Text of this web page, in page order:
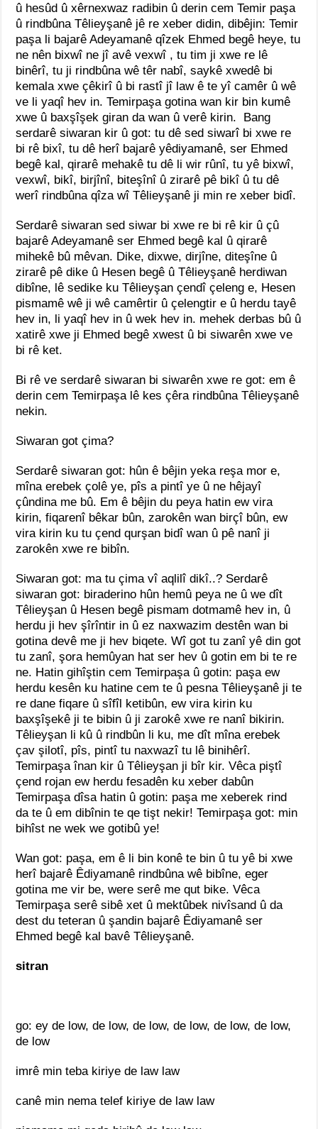
û hesûd û xêrnexwaz radibin û derin cem Temir paşa
û rindbûna Têlieyşanê jê re xeber didin, dibêjin: Temir
paşa li bajarê Adeyamanê qîzek Ehmed begê heye, tu
ne nên bixwî ne jî avê vexwî , tu tim ji xwe re lê
binêrî, tu ji rindbûna wê têr nabî, saykê xwedê bi
kemala xwe çêkirî û bi rastî jî law ê te yî camêr û wê
ve li yaqî hev in. Temirpaşa gotina wan kir bin kumê
xwe û baxşîşek giran da wan û verê kirin. Bang
serdarê siwaran kir û got: tu dê sed siwarî bi xwe re
bi rê bixî, tu dê herî bajarê yêdiyamanê, ser Ehmed
begê kal, qirarê mehakê tu dê li wir rûnî, tu yê bixwî,
vexwî, bikî, birjînî, biteşînî û zirarê pê bikî û tu dê
werî rindbûna qîza wî Têlieyşanê ji min re xeber bidî.
Serdarê siwaran sed siwar bi xwe re bi rê kir û çû
bajarê Adeyamanê ser Ehmed begê kal û qirarê
mihekê bû mêvan. Dike, dixwe, dirjîne, diteşîne û
zirarê pê dike û Hesen begê û Têlieyşanê herdiwan
dibîne, lê sedike ku Têlieyşan çendî çeleng e, Hesen
pismamê wê ji wê camêrtir û çelengtir e û herdu tayê
hev in, li yaqî hev in û wek hev in. mehek derbas bû û
xatirê xwe ji Ehmed begê xwest û bi siwarên xwe ve
bi rê ket.
Bi rê ve serdarê siwaran bi siwarên xwe re got: em ê
derin cem Temirpaşa lê kes çêra rindbûna Têlieyşanê
nekin.
Siwaran got çima?
Serdarê siwaran got: hûn ê bêjin yeka reşa mor e,
mîna erebek çolê ye, pîs a pintî ye û ne hêjayî
çûndina me bû. Em ê bêjin du peya hatin ew vira
kirin, fiqarenî bêkar bûn, zarokên wan birçî bûn, ew
vira kirin ku tu çend qurşan bidî wan û pê nanî ji
zarokên xwe re bibîn.
Siwaran got: ma tu çima vî aqlilî dikî..? Serdarê
siwaran got: biraderino hûn hemû peya ne û we dît
Têlieyşan û Hesen begê pismam dotmamê hev in, û
herdu ji hev şîrîntir in û ez naxwazim destên wan bi
gotina devê me ji hev biqete. Wî got tu zanî yê din got
tu zanî, şora hemûyan hat ser hev û gotin em bi te re
ne. Hatin gihîştin cem Temirpaşa û gotin: paşa ew
herdu kesên ku hatine cem te û pesna Têlieyşanê ji te
re dane fiqare û sîfîl ketibûn, ew vira kirin ku
baxşîşekê ji te bibin û ji zarokê xwe re nanî bikirin.
Têlieyşan li kû û rindbûn li ku, me dît mîna erebek
çav şilotî, pîs, pintî tu naxwazî tu lê binihêrî.
Temirpaşa înan kir û Têlieyşan ji bîr kir. Vêca piştî
çend rojan ew herdu fesadên ku xeber dabûn
Temirpaşa dîsa hatin û gotin: paşa me xeberek rind
da te û em dibînin te qe tişt nekir! Temirpaşa got: min
bihîst ne wek we gotibû ye!
Wan got: paşa, em ê li bin konê te bin û tu yê bi xwe
herî bajarê Êdiyamanê rindbûna wê bibîne, eger
gotina me vir be, were serê me qut bike. Vêca
Temirpaşa serê sibê xet û mektûbek nivîsand û da
dest du teteran û şandin bajarê Êdiyamanê ser
Ehmed begê kal bavê Têlieyşanê.
sitran
go: ey de low, de low, de low, de low, de low, de low,
de low
imrê min teba kiriye de law law
canê min nema telef kiriye de law law